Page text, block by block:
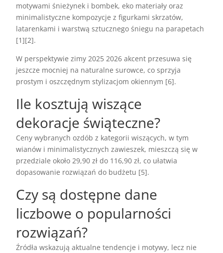
motywami śnieżynek i bombek, eko materiały oraz
minimalistyczne kompozycje z figurkami skrzatów,
latarenkami i warstwą sztucznego śniegu na parapetach
[1][2].
W perspektywie zimy 2025 2026 akcent przesuwa się
jeszcze mocniej na naturalne surowce, co sprzyja
prostym i oszczędnym stylizacjom okiennym [6].
Ile kosztują wiszące
dekoracje świąteczne?
Ceny wybranych ozdób z kategorii wiszących, w tym
wianów i minimalistycznych zawieszek, mieszczą się w
przedziale około 29,90 zł do 116,90 zł, co ułatwia
dopasowanie rozwiązań do budżetu [5].
Czy są dostępne dane
liczbowe o popularności
rozwiązań?
Źródła wskazują aktualne tendencje i motywy, lecz nie